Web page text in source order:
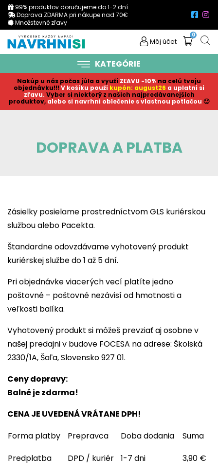
99% produktov doručujeme do 1-2 dní
Doprava ZDARMA pri nákupe nad 70€
Množstevné zľavy
Môj účet
0
KATEGÓRIE
Nakúp u nás počas júla a využi ZĽAVU -10% na celú tvoju
objednávku!!! V košíku použi kupón: august26 a uplatni si
zľavu. Vyber si niektorý z našich najpredávanejších
produktov, alebo si navrhni oblečenie s vlastnou potlačou 🙂
DOPRAVA A PLATBA
Zásielky posielame prostredníctvom GLS kuriérskou
službou alebo Pacekta.
Štandardne odovzdávame vyhotovený produkt
kuriérskej službe do 1 až 5 dní.
Pri objednávke viacerých vecí platíte jedno
poštovné – poštovné nezávisí od hmotnosti a
veľkosti balíka.
Vyhotovený produkt si môžeš prevziať aj osobne v
našej predajni v budove FOCESA na adrese: Školská
2330/1A, Šaľa, Slovensko 927 01.
Ceny dopravy:
Balné je zdarma!
CENA JE UVEDENÁ VRÁTANE DPH!
Forma platby
Prepravca Doba dodania
Suma
Predplatba
DPD / kuriér 1-7 dni
3,90 €